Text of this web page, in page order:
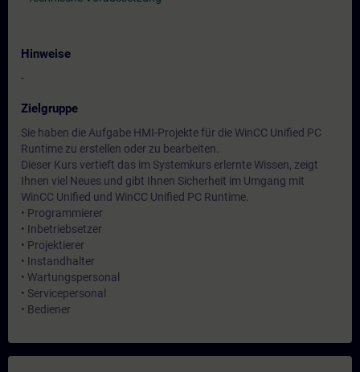
Hinweise
-
Zielgruppe
Sie haben die Aufgabe HMI-Projekte für die WinCC Unified PC
Runtime zu erstellen oder zu bearbeiten.
Dieser Kurs vertieft das im Systemkurs erlernte Wissen, zeigt
Ihnen viel Neues und gibt Ihnen Sicherheit im Umgang mit
WinCC Unified und WinCC Unified PC Runtime.
• Programmierer
• Inbetriebsetzer
• Projektierer
• Instandhalter
• Wartungspersonal
• Servicepersonal
• Bediener